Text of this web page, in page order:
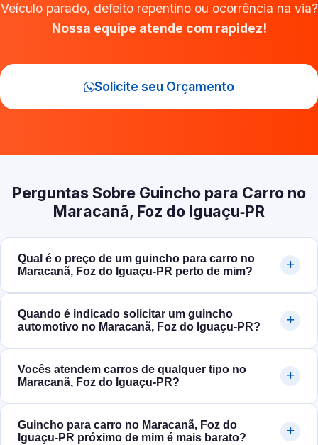
Veículo parado, defeito repentino ou ocorrência na via?
Nossa equipe atende com rapidez!
Solicite seu Orçamento
Perguntas Sobre Guincho para Carro no
Maracanã, Foz do Iguaçu‑PR
Qual é o preço de um guincho para carro no
Maracanã, Foz do Iguaçu‑PR perto de mim?
Quando é indicado solicitar um guincho
automotivo no Maracanã, Foz do Iguaçu‑PR?
Vocês atendem carros de qualquer tipo no
Maracanã, Foz do Iguaçu‑PR?
Guincho para carro no Maracanã, Foz do
Iguaçu‑PR próximo de mim é mais barato?